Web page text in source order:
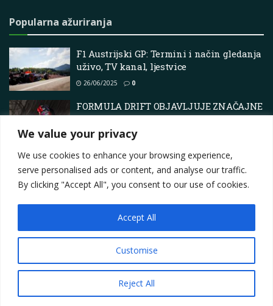
We value your privacy
We use cookies to enhance your browsing experience,
serve personalised ads or content, and analyse our traffic.
By clicking "Accept All", you consent to our use of cookies.
Customise
Reject All
Accept All
Popularna ažuriranja
F1 Austrijski GP: Termini i način gledanja
uživo, TV kanal, ljestvice
26/06/2025 0
FORMULA DRIFT OBJAVLJUJE ZNAČAJNE
PROMJENE FORMAT NATJECANJA 2026. U
PARTNERSTVU S RACE DATA LABS-OM
Contact
Privacy Policy
Terms Marketing i oglašavanje